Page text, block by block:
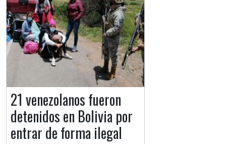
21 venezolanos fueron
detenidos en Bolivia por
entrar de forma ilegal